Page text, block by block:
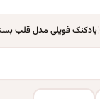
بادکنک فویلی مدل قلب بسته 3